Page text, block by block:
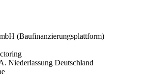
(Baufinanzierungsplattform)
Niederlassung Deutschland